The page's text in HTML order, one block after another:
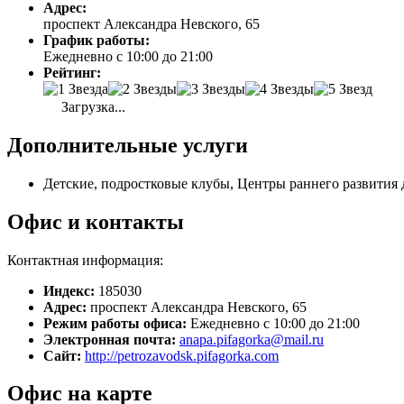
Адрес:
проспект Александра Невского, 65
График работы:
Ежедневно с 10:00 до 21:00
Рейтинг:
Загрузка...
Дополнительные услуги
Детские, подростковые клубы, Центры раннего развития
Офис и контакты
Контактная информация:
Индекс: 185030
Адрес: проспект Александра Невского, 65
Режим работы офиса: Ежедневно с 10:00 до 21:00
Электронная почта: anapa.pifagorka@mail.ru
Сайт: http://petrozavodsk.pifagorka.com
Офис на карте